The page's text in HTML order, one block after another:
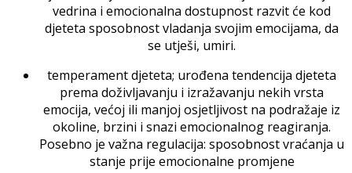
vedrina i emocionalna dostupnost razvit će kod
djeteta sposobnost vladanja svojim emocijama, da
se utješi, umiri.
temperament djeteta; urođena tendencija djeteta
prema doživljavanju i izražavanju nekih vrsta
emocija, većoj ili manjoj osjetljivost na podražaje iz
okoline, brzini i snazi emocionalnog reagiranja.
Posebno je važna regulacija: sposobnost vraćanja u
stanje prije emocionalne promjene